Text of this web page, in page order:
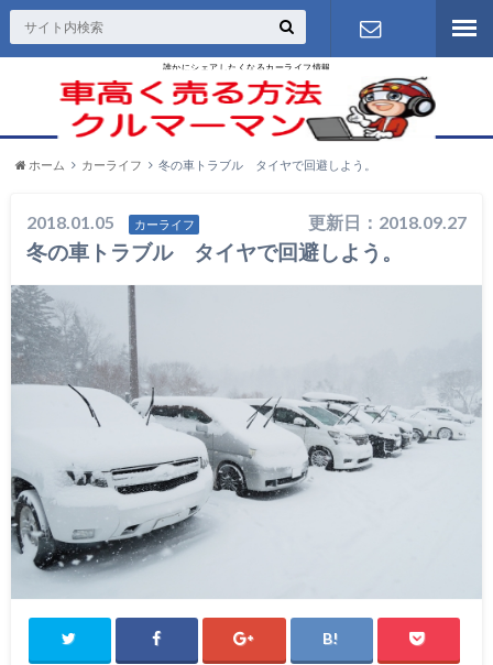
誰かにシェアしたくなるカーライフ情報
お問い合わ
せ
ホーム カーライフ 冬の車トラブル タイヤで回避しよう。
2018.01.05 カーライフ 更新日：2018.09.27
冬の車トラブル タイヤで回避しよう。